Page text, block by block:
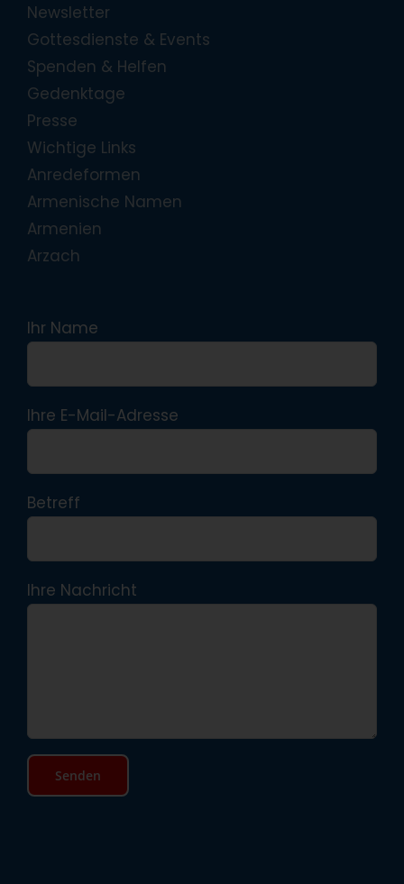
Newsletter
Gottesdienste & Events
Spenden & Helfen
Gedenktage
Presse
Wichtige Links
Anredeformen
Armenische Namen
Armenien
Arzach
Ihr Name
Ihre E-Mail-Adresse
Betreff
Ihre Nachricht